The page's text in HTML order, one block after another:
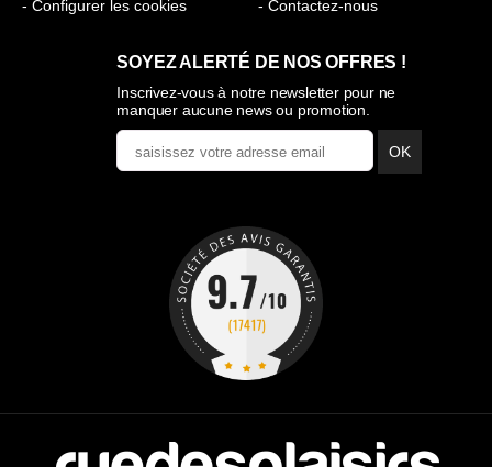
- Configurer les cookies
- Contactez-nous
SOYEZ ALERTÉ DE NOS OFFRES !
Inscrivez-vous à notre newsletter pour ne
manquer aucune news ou promotion.
OK